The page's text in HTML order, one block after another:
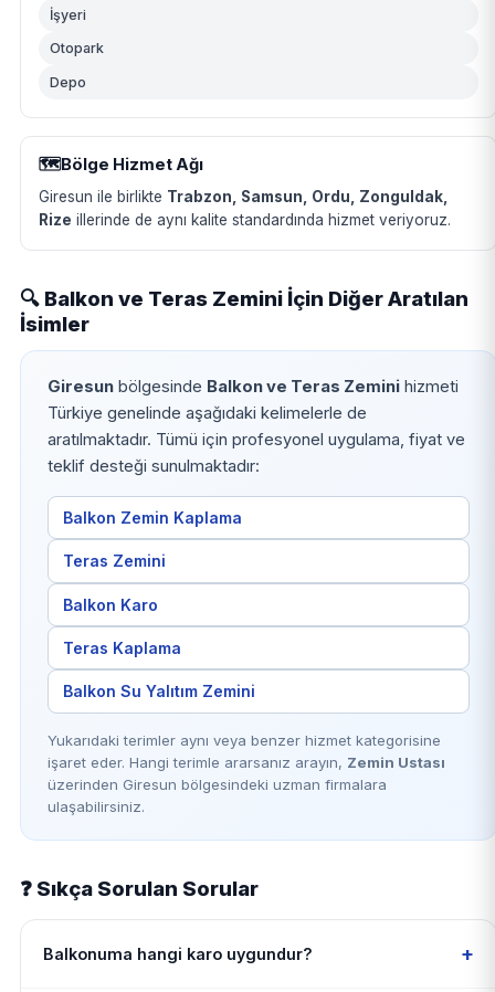
İşyeri
Otopark
Depo
🗺️Bölge Hizmet Ağı
Giresun ile birlikte Trabzon, Samsun, Ordu, Zonguldak,
Rize illerinde de aynı kalite standardında hizmet veriyoruz.
🔍 Balkon ve Teras Zemini İçin Diğer Aratılan
İsimler
Giresunbölgesinde Balkon ve Teras Zeminihizmeti
Türkiye genelinde aşağıdaki kelimelerle de
aratılmaktadır. Tümü için profesyonel uygulama, fiyat ve
teklif desteği sunulmaktadır:
Balkon Zemin Kaplama
Teras Zemini
Balkon Karo
Teras Kaplama
Balkon Su Yalıtım Zemini
Yukarıdaki terimler aynı veya benzer hizmet kategorisine
işaret eder. Hangi terimle ararsanız arayın, Zemin Ustası
üzerinden Giresun bölgesindeki uzman firmalara
ulaşabilirsiniz.
❓ Sıkça Sorulan Sorular
Balkonuma hangi karo uygundur? +